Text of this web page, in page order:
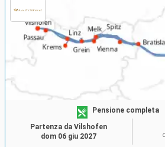
Pensione completa
Partenza da Vilshofen
dom 06 giu 2027